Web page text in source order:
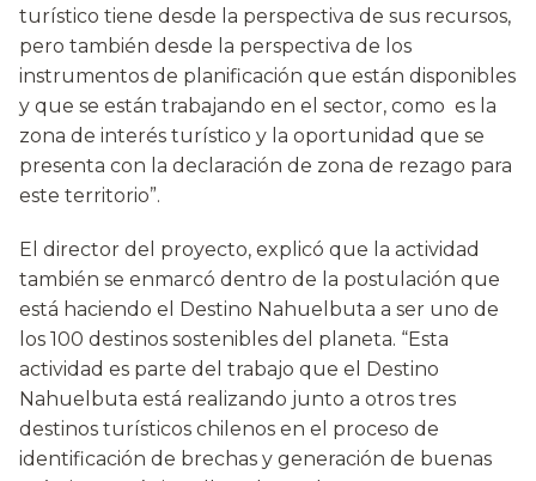
turístico tiene desde la perspectiva de sus recursos,
pero también desde la perspectiva de los
instrumentos de planificación que están disponibles
y que se están trabajando en el sector, como es la
zona de interés turístico y la oportunidad que se
presenta con la declaración de zona de rezago para
este territorio”.
El director del proyecto, explicó que la actividad
también se enmarcó dentro de la postulación que
está haciendo el Destino Nahuelbuta a ser uno de
los 100 destinos sostenibles del planeta. “Esta
actividad es parte del trabajo que el Destino
Nahuelbuta está realizando junto a otros tres
destinos turísticos chilenos en el proceso de
identificación de brechas y generación de buenas